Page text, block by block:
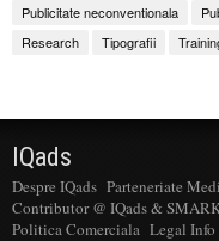
Publicitate neconventionala
Research
Tipografii
IQads
Despre IQads Parteneriate
Contributor @ IQads &
Politica Comerciala Legal Info